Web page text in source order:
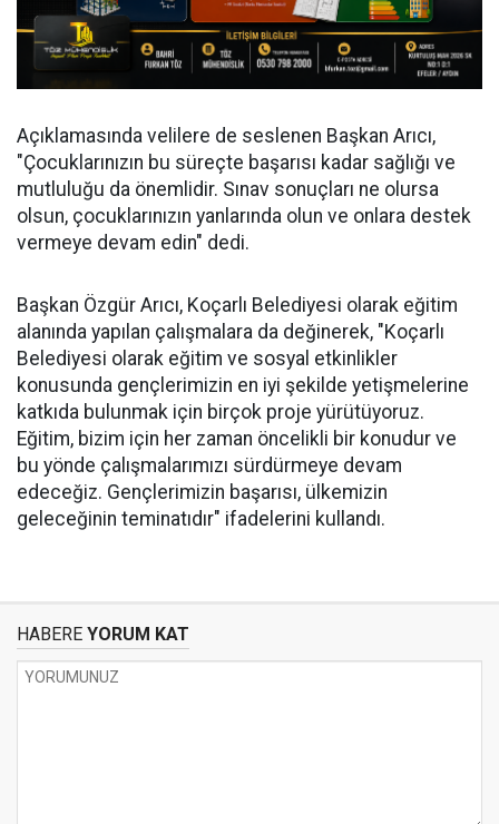
Açıklamasında velilere de seslenen Başkan Arıcı,
"Çocuklarınızın bu süreçte başarısı kadar sağlığı ve
mutluluğu da önemlidir. Sınav sonuçları ne olursa
olsun, çocuklarınızın yanlarında olun ve onlara destek
vermeye devam edin" dedi.
Başkan Özgür Arıcı, Koçarlı Belediyesi olarak eğitim
alanında yapılan çalışmalara da değinerek, "Koçarlı
Belediyesi olarak eğitim ve sosyal etkinlikler
konusunda gençlerimizin en iyi şekilde yetişmelerine
katkıda bulunmak için birçok proje yürütüyoruz.
Eğitim, bizim için her zaman öncelikli bir konudur ve
bu yönde çalışmalarımızı sürdürmeye devam
edeceğiz. Gençlerimizin başarısı, ülkemizin
geleceğinin teminatıdır" ifadelerini kullandı.
HABERE YORUM KAT